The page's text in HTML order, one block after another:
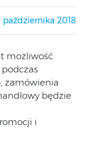
października 2018
możliwość
zamówienia
będzie
i